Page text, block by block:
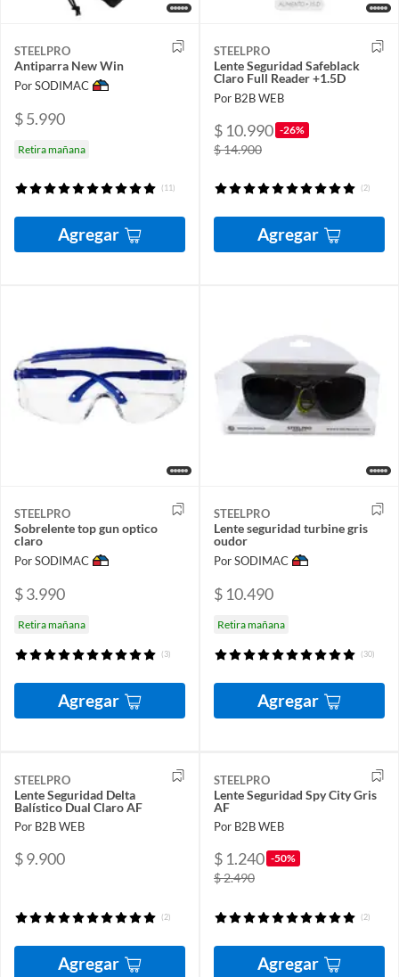
STEELPRO
Antiparra New Win
Por SODIMAC
$ 5.990
Retira mañana
(11)
Agregar
STEELPRO
Lente Seguridad Safeblack
Claro Full Reader +1.5D
Por B2B WEB
$ 10.990 -26%
$ 14.900
(2)
Agregar
STEELPRO
Sobrelente top gun optico
claro
Por SODIMAC
$ 3.990
Retira mañana
(3)
Agregar
STEELPRO
Lente seguridad turbine gris
oudor
Por SODIMAC
$ 10.490
Retira mañana
(30)
Agregar
STEELPRO
Lente Seguridad Delta
Balístico Dual Claro AF
Por B2B WEB
$ 9.900
(2)
Agregar
STEELPRO
Lente Seguridad Spy City Gris
AF
Por B2B WEB
$ 1.240 -50%
$ 2.490
(2)
Agregar